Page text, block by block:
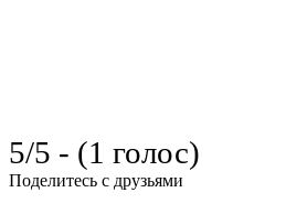
5/5 - (1 голос)
Поделитесь с друзьями